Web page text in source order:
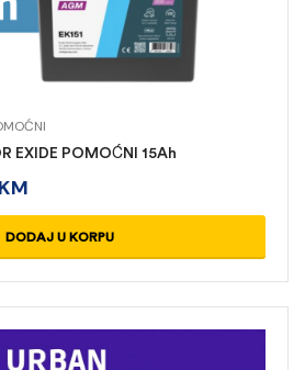
EXIDE POMOĆNI 15Ah
KM
DODAJ U KORPU